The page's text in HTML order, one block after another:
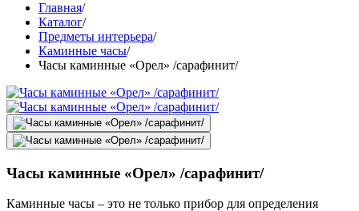
Главная/
Каталог/
Предметы интерьера/
Каминные часы/
Часы каминные «Орел» /сарафинит/
Часы каминные «Орел» /сарафинит/
Каминные часы – это не только прибор для определения